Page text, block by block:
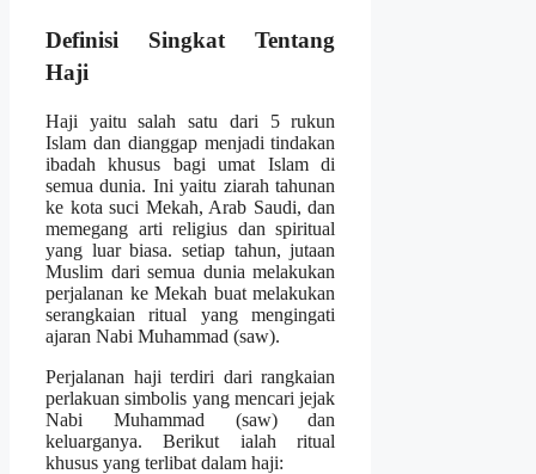
Definisi Singkat Tentang
Haji
Haji yaitu salah satu dari 5 rukun
Islam dan dianggap menjadi tindakan
ibadah khusus bagi umat Islam di
semua dunia. Ini yaitu ziarah tahunan
ke kota suci Mekah, Arab Saudi, dan
memegang arti religius dan spiritual
yang luar biasa. setiap tahun, jutaan
Muslim dari semua dunia melakukan
perjalanan ke Mekah buat melakukan
serangkaian ritual yang mengingati
ajaran Nabi Muhammad (saw).
Perjalanan haji terdiri dari rangkaian
perlakuan simbolis yang mencari jejak
Nabi Muhammad (saw) dan
keluarganya. Berikut ialah ritual
khusus yang terlibat dalam haji: